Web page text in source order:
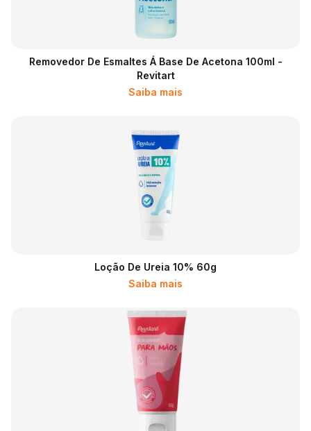
Removedor De Esmaltes Á Base De Acetona 100ml -
Revitart
Saiba mais
Loção De Ureia 10% 60g
Saiba mais